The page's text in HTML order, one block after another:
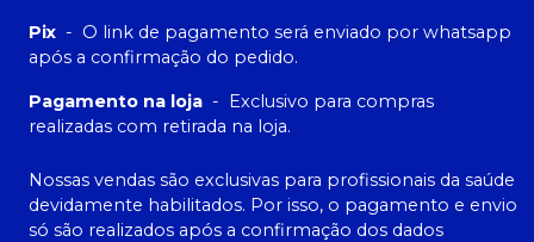
Pix - O link de pagamento será enviado por whatsapp
após a confirmação do pedido.
Pagamento na loja - Exclusivo para compras
realizadas com retirada na loja.
Nossas vendas são exclusivas para profissionais da saúde
devidamente habilitados. Por isso, o pagamento e envio
só são realizados após a confirmação dos dados